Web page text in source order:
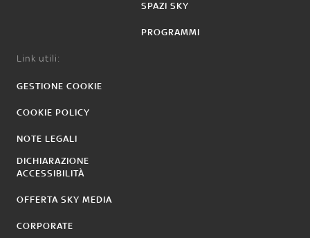
SPAZI SKY
PROGRAMMI
Link utili:
GESTIONE COOKIE
COOKIE POLICY
NOTE LEGALI
DICHIARAZIONE
ACCESSIBILITÀ
OFFERTA SKY MEDIA
CORPORATE